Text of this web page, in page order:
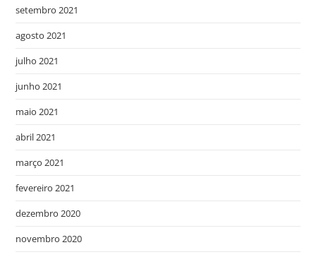
setembro 2021
agosto 2021
julho 2021
junho 2021
maio 2021
abril 2021
março 2021
fevereiro 2021
dezembro 2020
novembro 2020